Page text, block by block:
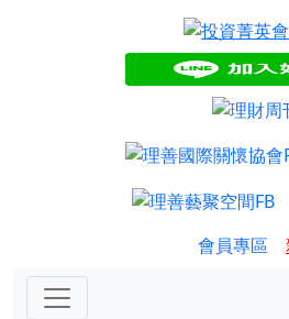
會員專區